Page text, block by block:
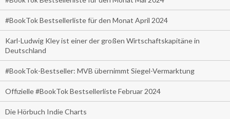
#BookTok Bestsellerliste für den Monat April 2024
Karl-Ludwig Kley ist einer der großen Wirtschaftskapitäne in
Deutschland
#BookTok-Bestseller: MVB übernimmt Siegel-Vermarktung
Offizielle #BookTok Bestsellerliste Februar 2024
Die Hörbuch Indie Charts